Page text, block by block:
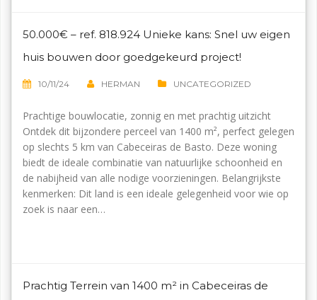
50.000€ – ref. 818.924 Unieke kans: Snel uw eigen
huis bouwen door goedgekeurd project!
10/11/24 HERMAN UNCATEGORIZED
Prachtige bouwlocatie, zonnig en met prachtig uitzicht
Ontdek dit bijzondere perceel van 1400 m², perfect gelegen
op slechts 5 km van Cabeceiras de Basto. Deze woning
biedt de ideale combinatie van natuurlijke schoonheid en
de nabijheid van alle nodige voorzieningen. Belangrijkste
kenmerken: Dit land is een ideale gelegenheid voor wie op
zoek is naar een…
Prachtig Terrein van 1400 m² in Cabeceiras de